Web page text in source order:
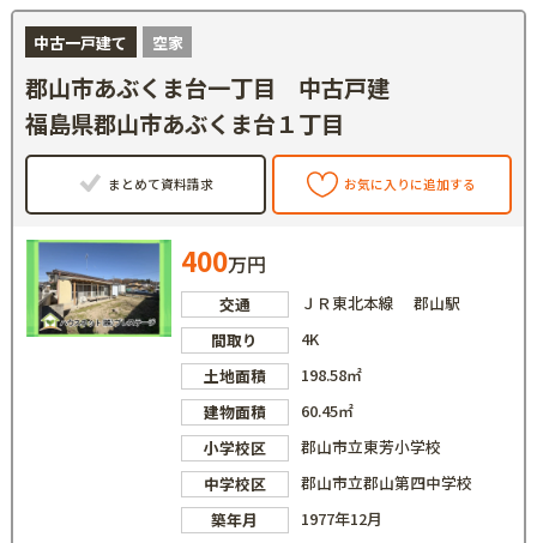
中古一戸建て 空家
郡山市あぶくま台一丁目 中古戸建
福島県郡山市あぶくま台１丁目
まとめて資料請求 お気に入りに追加する
400万円
交通
ＪＲ東北本線 郡山駅
間取り
4K
土地面積
198.58㎡
建物面積
60.45㎡
小学校区
郡山市立東芳小学校
中学校区
郡山市立郡山第四中学校
築年月
1977年12月